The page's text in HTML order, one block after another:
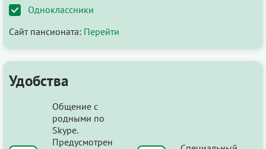
Одноклассники
Сайт пансионата: Перейти
Удобства
Общение с
родными по
Skype.
Предусмотрен